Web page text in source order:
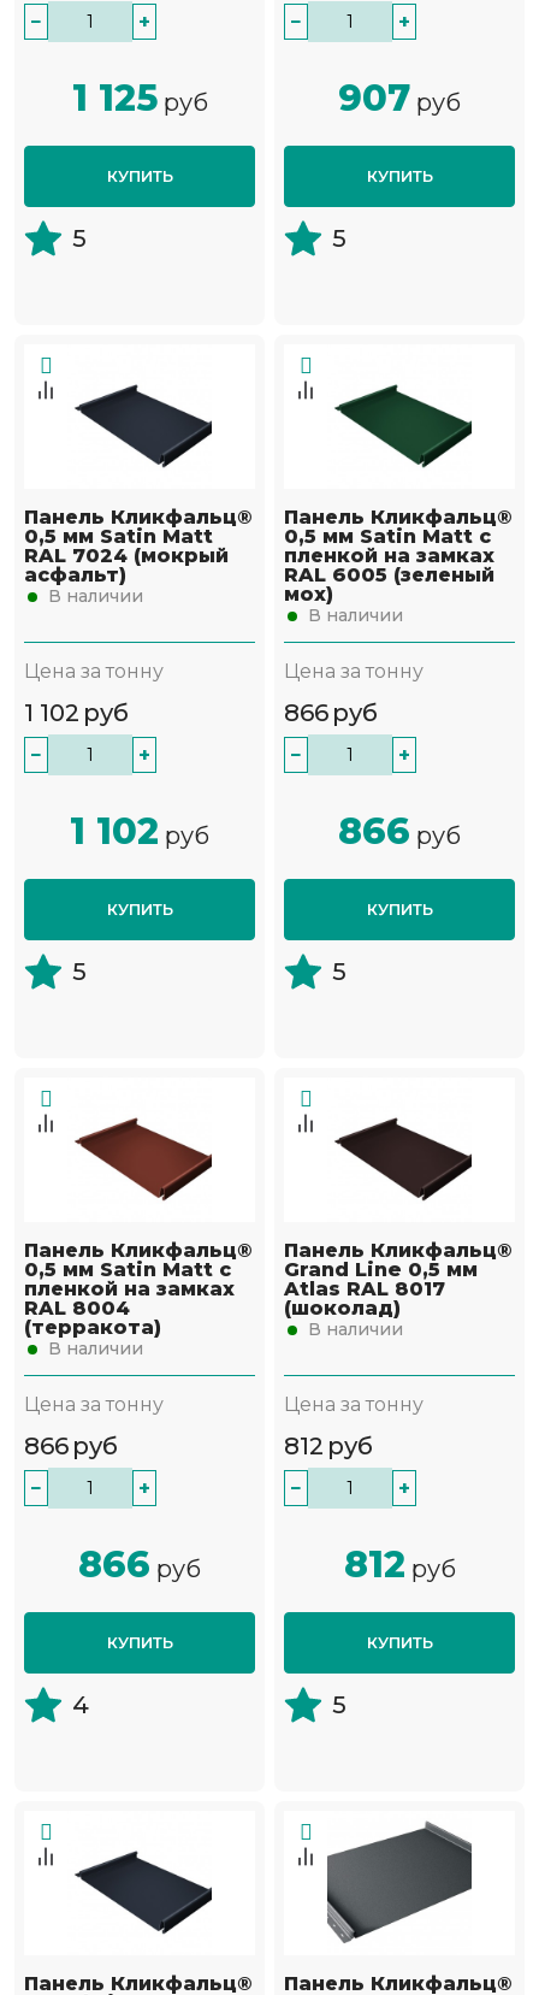
− +
1 125руб
КУПИТЬ
5
− +
907 руб
КУПИТЬ
5
Панель Кликфальц®
0,5 мм Satin Мatt
RAL 7024 (мокрый
асфальт)
В наличии
Цена за тонну
1 102 руб
− +
1 102 руб
КУПИТЬ
5
Панель Кликфальц®
0,5 мм Satin Мatt с
пленкой на замках
RAL 6005 (зеленый
мох)
В наличии
Цена за тонну
866 руб
− +
866 руб
КУПИТЬ
5
Панель Кликфальц®
0,5 мм Satin Мatt с
пленкой на замках
RAL 8004
(терракота)
В наличии
Цена за тонну
866 руб
− +
866 руб
КУПИТЬ
4
Панель Кликфальц®
Grand Line 0,5 мм
Atlas RAL 8017
(шоколад)
В наличии
Цена за тонну
812 руб
− +
812 руб
КУПИТЬ
5
Панель Кликфальц®
Панель Кликфальц®